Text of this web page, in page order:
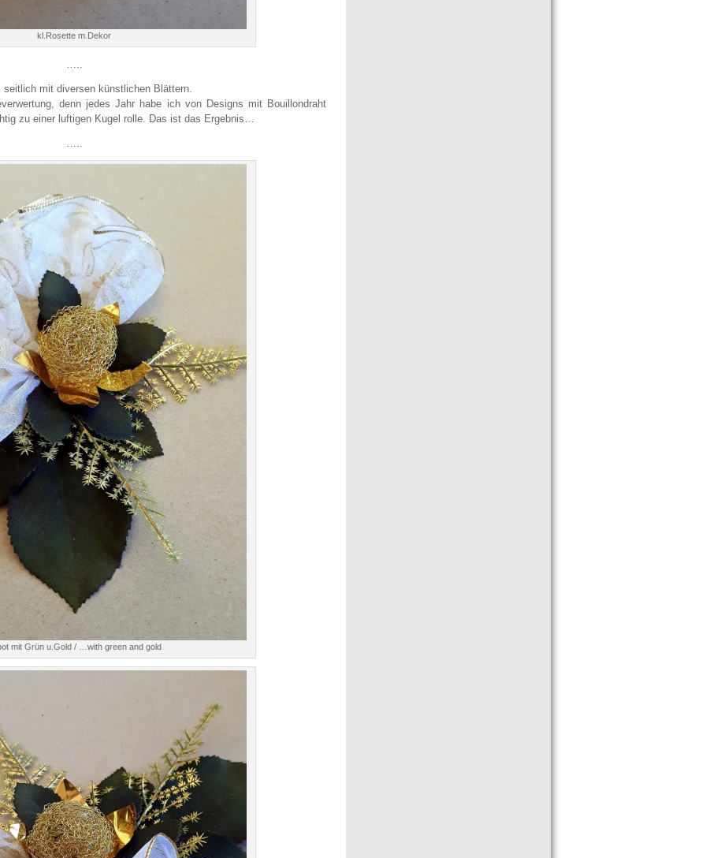
kl.Rosette m.Dekor
…..
mit diversen künstlichen Blättern.
denn jedes Jahr habe ich von Designs mit Bouillondraht
zu einer luftigen Kugel rolle. Das ist das Ergebnis…
…..
mit Grün u.Gold / …with green and gold